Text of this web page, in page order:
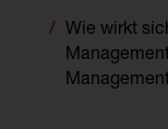
Wie wirkt